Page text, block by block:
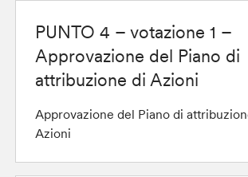
PUNTO 4 – votazione 1 –
Approvazione del Piano di
attribuzione di Azioni
Approvazione del Piano di
Azioni